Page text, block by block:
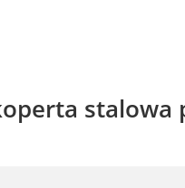
stalowa